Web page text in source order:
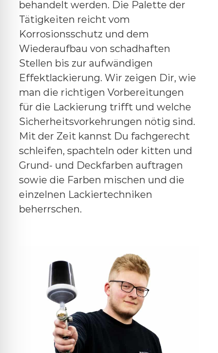
behandelt werden. Die Palette der
Tätigkeiten reicht vom
Korrosionsschutz und dem
Wiederaufbau von schadhaften
Stellen bis zur aufwändigen
Effektlackierung. Wir zeigen Dir, wie
man die richtigen Vorbereitungen
für die Lackierung trifft und welche
Sicherheitsvorkehrungen nötig sind.
Mit der Zeit kannst Du fachgerecht
schleifen, spachteln oder kitten und
Grund- und Deckfarben auftragen
sowie die Farben mischen und die
einzelnen Lackiertechniken
beherrschen.